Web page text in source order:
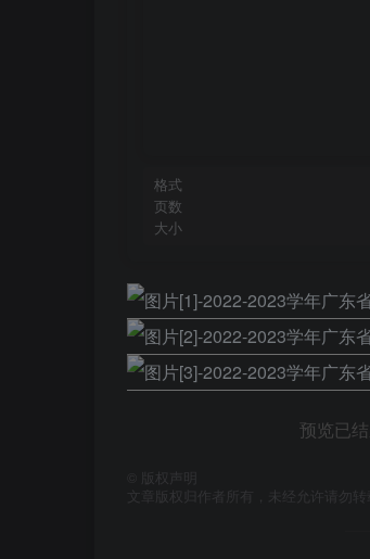
格式
页数
大小
预览已
版权声明
文章版权归作者所有，未经允许请勿转